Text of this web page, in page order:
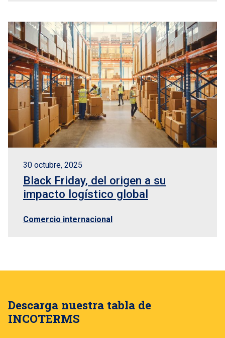
30 octubre, 2025
Black Friday, del origen a su
impacto logístico global
Comercio internacional
Descarga nuestra tabla de
INCOTERMS